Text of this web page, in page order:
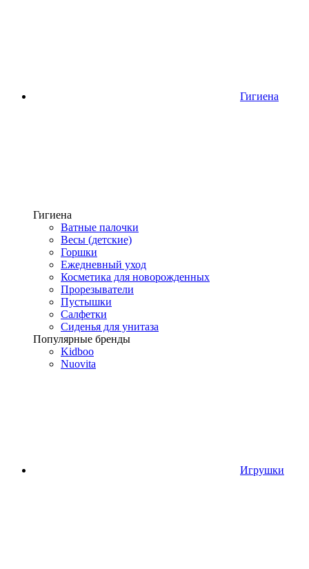
Гигиена
Гигиена
Ватные палочки
Весы (детские)
Горшки
Ежедневный уход
Косметика для новорожденных
Прорезыватели
Пустышки
Салфетки
Сиденья для унитаза
Популярные бренды
Kidboo
Nuovita
Игрушки